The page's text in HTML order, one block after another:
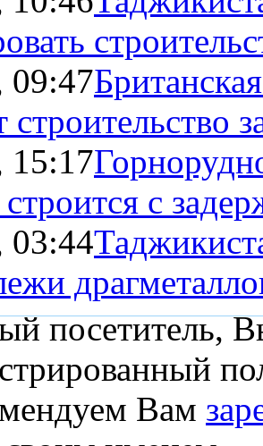
09:47
строительство
15:17
с
03:44
посетитель,
Вам